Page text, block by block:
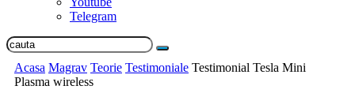
Telegram
Acasa Magrav Teorie Testimoniale Testimonial Tesla Mini
Plasma wireless